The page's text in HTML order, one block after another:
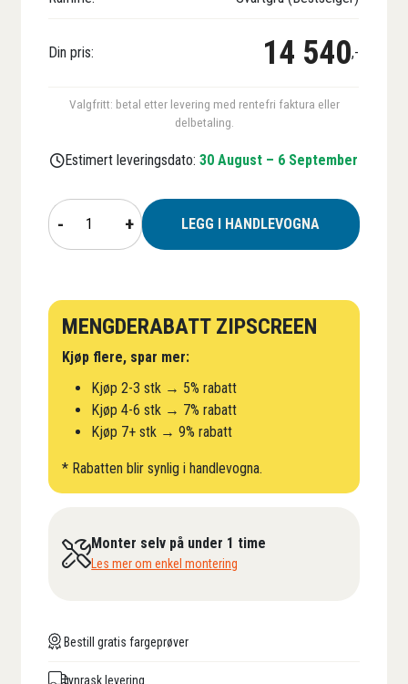
Din pris: 14 540,-
Valgfritt: betal etter levering med rentefri faktura eller
delbetaling.
Estimert leveringsdato: 30 August – 6 September
Zipscreen
BILLY
antall
- + LEGG I HANDLEVOGNA
MENGDERABATT ZIPSCREEN
Kjøp flere, spar mer:
Kjøp 2-3 stk → 5% rabatt
Kjøp 4-6 stk → 7% rabatt
Kjøp 7+ stk → 9% rabatt
* Rabatten blir synlig i handlevogna.
Monter selv på under 1 time
Les mer om enkel montering
Bestill gratis fargeprøver
Lynrask levering